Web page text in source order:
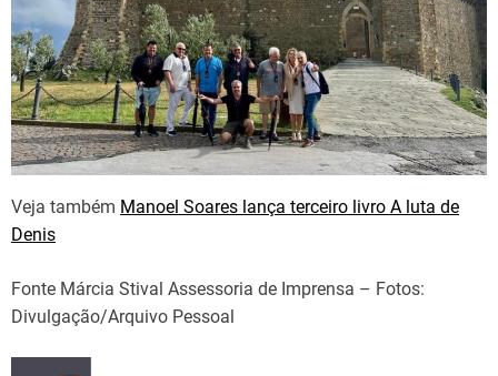
Veja também Manoel Soares lança terceiro livro A luta de
Denis
Fonte Márcia Stival Assessoria de Imprensa – Fotos:
Divulgação/Arquivo Pessoal